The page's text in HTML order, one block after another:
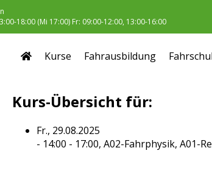
18:00 (Mi 17:00) Fr: 09:00-12:00, 13:00-16:00
Kurse Fahrausbildung
Kurs-Übersicht für:
Fr., 29.08.2025
- 14:00 - 17:00, A02-Fahrphysik, A01-